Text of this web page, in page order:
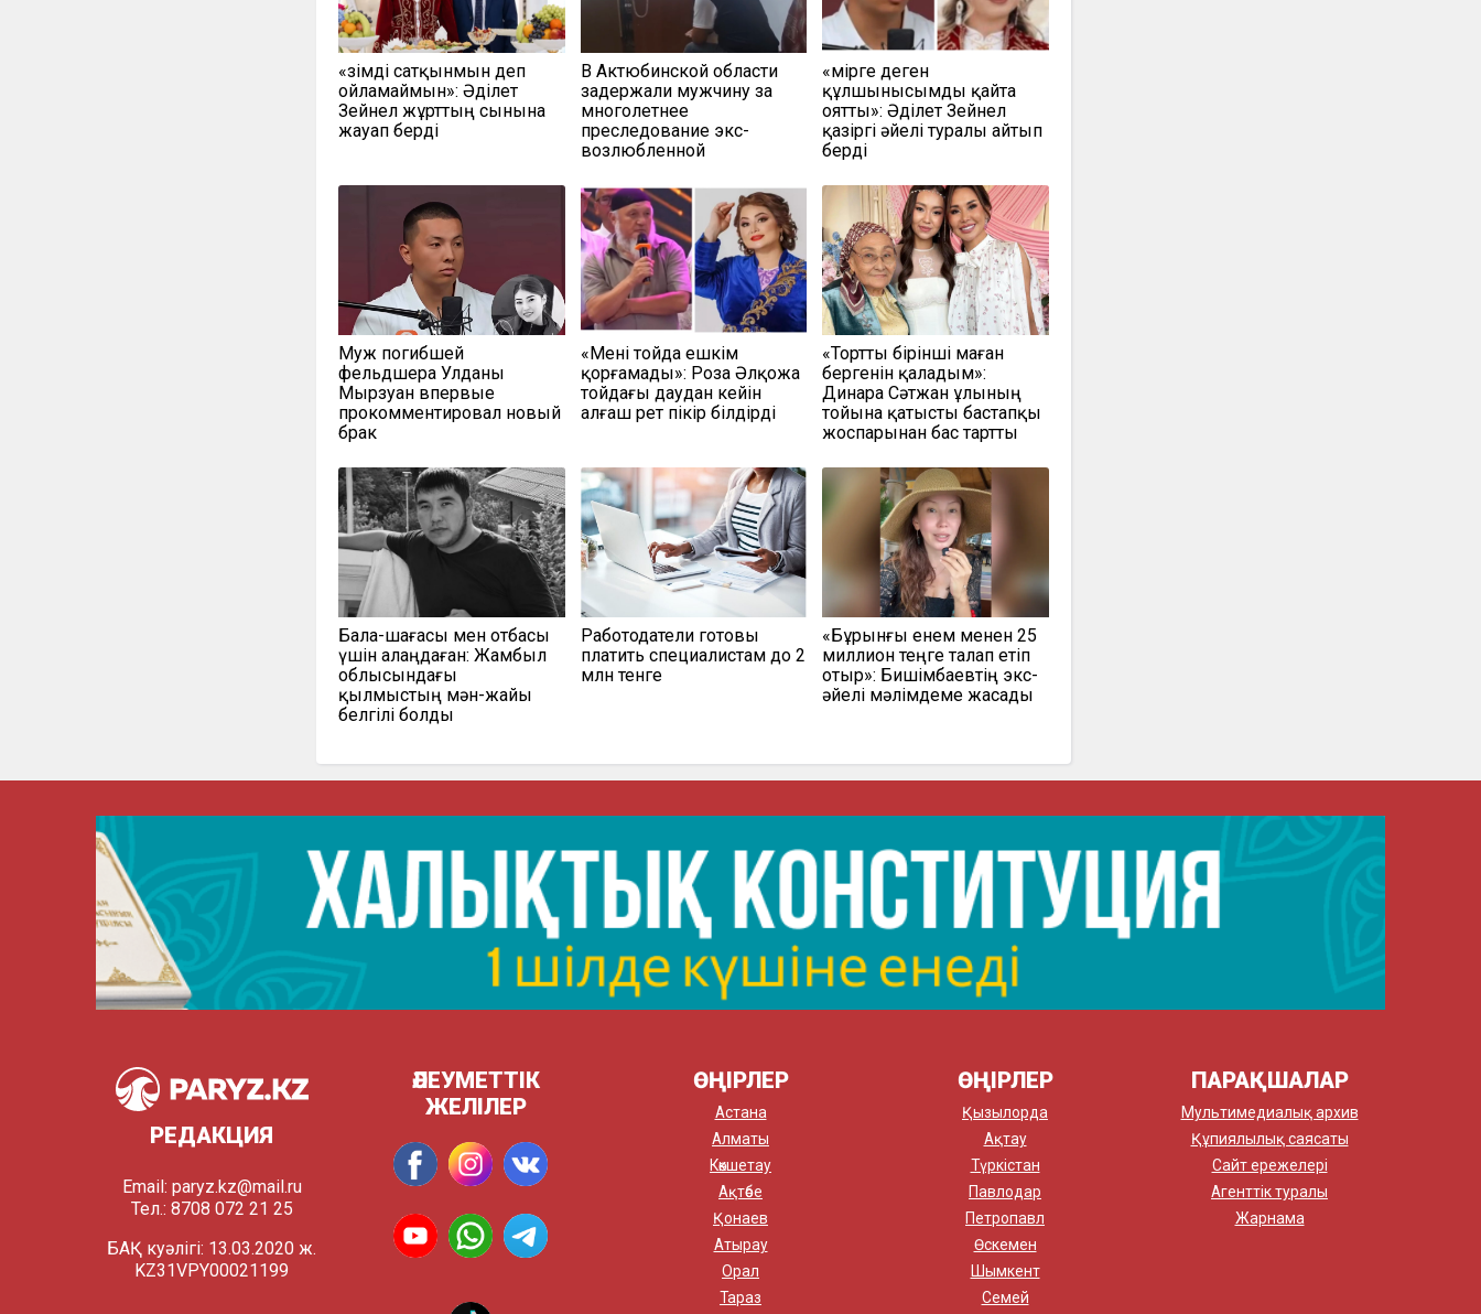
«Өзімді сатқынмын деп
ойламаймын»: Әділет
Зейнел жұрттың сынына
жауап берді
В Актюбинской области
задержали мужчину за
многолетнее
преследование экс-
возлюбленной
«Өмірге деген
құлшынысымды қайта
оятты»: Әділет Зейнел
қазіргі әйелі туралы айтып
берді
Муж погибшей
фельдшера Улданы
Мырзуан впервые
прокомментировал новый
брак
«Мені тойда ешкім
қорғамады»: Роза Әлқожа
тойдағы даудан кейін
алғаш рет пікір білдірді
«Тортты бірінші маған
бергенін қаладым»:
Динара Сәтжан ұлының
тойына қатысты бастапқы
жоспарынан бас тартты
Бала-шағасы мен отбасы
үшін алаңдаған: Жамбыл
облысындағы
қылмыстың мән-жайы
белгілі болды
Работодатели готовы
платить специалистам до 2
млн тенге
«Бұрынғы енем менен 25
миллион теңге талап етіп
отыр»: Бишімбаевтің экс-
әйелі мәлімдеме жасады
РЕДАКЦИЯ
Email: paryz.kz@mail.ru
Тел.: 8708 072 21 25
БАҚ куәлігі: 13.03.2020 ж.
KZ31VPY00021199
ӘЛЕУМЕТТІК
ЖЕЛІЛЕР
ӨҢІРЛЕР
Астана
Алматы
Көкшетау
Ақтөбе
Қонаев
Атырау
Орал
Тараз
ӨҢІРЛЕР
Қызылорда
Ақтау
Түркістан
Павлодар
Петропавл
Өскемен
Шымкент
Семей
ПАРАҚШАЛАР
Мультимедиалық архив
Құпиялылық саясаты
Сайт ережелері
Агенттік туралы
Жарнама